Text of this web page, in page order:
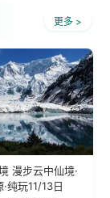
更多 >
漫步云中仙境·
纯玩11/13日